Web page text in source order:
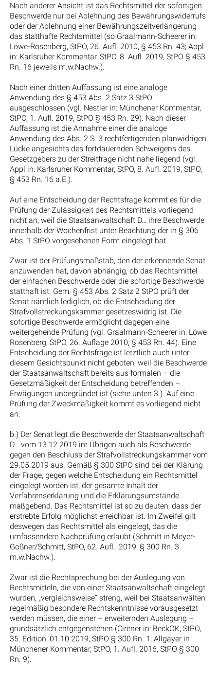
Nach anderer Ansicht ist das Rechtsmittel der sofortigen
Beschwerde nur bei Ablehnung des Bewährungswiderrufs
oder der Ablehnung einer Bewährungszeitverlängerung
das statthafte Rechtsmittel (so Graalmann-Scheerer in:
Löwe-Rosenberg, StPO, 26. Aufl. 2010, § 453 Rn. 43; Appl
in: Karlsruher Kommentar, StPO, 8. Aufl. 2019, StPO § 453
Rn. 16 jeweils m.w.Nachw.).
Nach einer dritten Auffassung ist eine analoge
Anwendung des § 453 Abs. 2 Satz 3 StPO
ausgeschlossen (vgl. Nestler in: Münchener Kommentar,
StPO, 1. Aufl. 2019, StPO § 453 Rn. 29). Nach dieser
Auffassung ist die Annahme einer die analoge
Anwendung des Abs. 2 S. 3 rechtfertigenden planwidrigen
Lücke angesichts des fortdauernden Schweigens des
Gesetzgebers zu der Streitfrage nicht nahe liegend (vgl.
Appl in: Karlsruher Kommentar, StPO, 8. Aufl. 2019, StPO,
§ 453 Rn. 16 a.E.).
Auf eine Entscheidung der Rechtsfrage kommt es für die
Prüfung der Zulässigkeit des Rechtsmittels vorliegend
nicht an, weil die Staatsanwaltschaft D… ihre Beschwerde
innerhalb der Wochenfrist unter Beachtung der in § 306
Abs. 1 StPO vorgesehenen Form eingelegt hat.
Zwar ist der Prüfungsmaßstab, den der erkennende Senat
anzuwenden hat, davon abhängig, ob das Rechtsmittel
der einfachen Beschwerde oder die sofortige Beschwerde
statthaft ist. Gem. § 453 Abs. 2 Satz 2 StPO prüft der
Senat nämlich lediglich, ob die Entscheidung der
Strafvollstreckungskammer gesetzeswidrig ist. Die
sofortige Beschwerde ermöglicht dagegen eine
weitergehende Prüfung (vgl. Graalmann-Scheerer in: Löwe
Rosenberg, StPO, 26. Auflage 2010, § 453 Rn. 44). Eine
Entscheidung der Rechtsfrage ist letztlich auch unter
diesem Gesichtspunkt nicht geboten, weil die Beschwerde
der Staatsanwaltschaft bereits aus formalen – die
Gesetzmäßigkeit der Entscheidung betreffenden –
Erwägungen unbegründet ist (siehe unten 3.). Auf eine
Prüfung der Zweckmäßigkeit kommt es vorliegend nicht
an.
b.) Der Senat legt die Beschwerde der Staatsanwaltschaft
D… vom 13.12.2019 im Übrigen auch als Beschwerde
gegen den Beschluss der Strafvollstreckungskammer vom
29.05.2019 aus. Gemäß § 300 StPO sind bei der Klärung
der Frage, gegen welche Entscheidung ein Rechtsmittel
eingelegt worden ist, der gesamte Inhalt der
Verfahrenserklärung und die Erklärungsumstände
maßgebend. Das Rechtsmittel ist so zu deuten, dass der
erstrebte Erfolg möglichst erreichbar ist. Im Zweifel gilt
deswegen das Rechtsmittel als eingelegt, das die
umfassendere Nachprüfung erlaubt (Schmitt in Meyer-
Goßner/Schmitt, StPO, 62. Aufl., 2019, § 300 Rn. 3
m.w.Nachw.).
Zwar ist die Rechtsprechung bei der Auslegung von
Rechtsmitteln, die von einer Staatsanwaltschaft eingelegt
wurden, „vergleichsweise“ streng, weil bei Staatsanwälten
regelmäßig besondere Rechtskenntnisse vorausgesetzt
werden müssen, die einer – erweiternden Auslegung –
grundsätzlich entgegenstehen (Cirener in: BeckOK, StPO,
35. Edition, 01.10.2019, StPO § 300 Rn. 1; Allgayer in
Münchener Kommentar, StPO, 1. Aufl. 2016, StPO § 300
Rn. 9).